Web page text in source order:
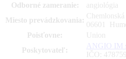
Odborné zameranie:
angiológia
Miesto prevádzkovania:
Chemlonská
06601
Poisťovne:
Union
Poskytovateľ:
ANGIO IM
IČO: